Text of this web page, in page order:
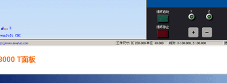
T面板